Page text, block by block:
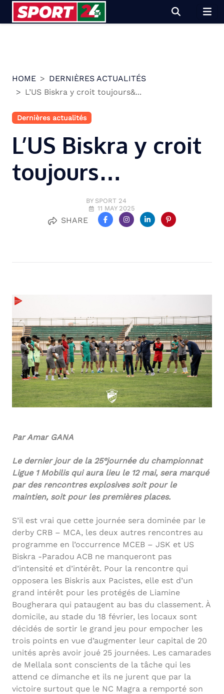
HOME
DERNIÈRES ACTUALITÉS
L’US Biskra y croit toujours&...
Dernières actualités
L’US Biskra y croit
toujours…
BY SPORT 24
11 MAY 2025
SHARE
Par Amar GANA
Le dernier jour de la 25°journée du championnat
Ligue 1 Mobilis qui aura lieu le 12 mai, sera marqué
par des rencontres explosives soit pour le
maintien, soit pour les premières places.
S’il est vrai que cette journée sera dominée par le
derby CRB – MCA, les deux autres rencontres au
programme en l’occurrence MCEB – JSK et US
Biskra -Paradou ACB ne manqueront pas
d’intensité et d’intérêt. Pour la rencontre qui
opposera les Biskris aux Pacistes, elle est d’un
grand intérêt pour les protégés de Liamine
Bougherara qui pataugent au bas du classement. À
domicile, au stade du 18 février, les locaux sont
décidés de sortir le grand jeu pour empocher les
trois points en vue d’augmenter leur capital de 20
unités après avoir joué 25 journées. Les camarades
de Mellala sont conscients de la tâche qui les
attend ce dimanche et ils ne jurent que par la
victoire surtout que le NC Magra a remporté son